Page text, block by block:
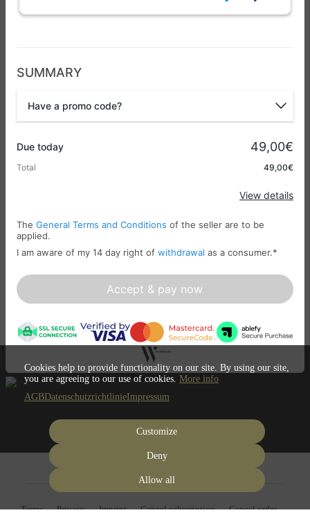
SUMMARY
Have a promo code?
Due today 49,00€
Total 49,00€
View details
The General Terms and Conditions of the seller are to be
applied.
I am aware of my 14 day right of withdrawal as a consumer.*
Accept & pay now
Terms Privacy Imprint Cancel subscription Cancel order
Cookies help to provide functionality on our site. By using our site,
you are agreeing to our use of cookies. More info
AGBDatenschutzrichtlinieImpressum
Customize
Deny
Allow all